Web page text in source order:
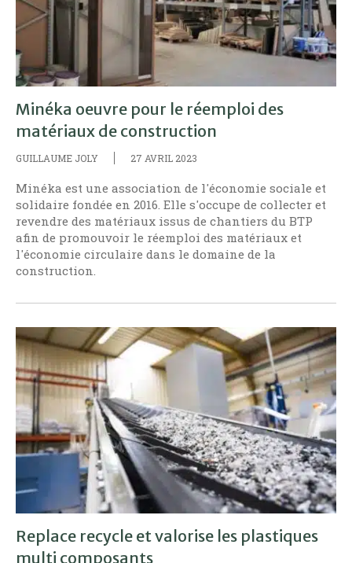
Minéka oeuvre pour le réemploi des
matériaux de construction
GUILLAUME JOLY 27 AVRIL 2023
Minéka est une association de l'économie sociale et
solidaire fondée en 2016. Elle s'occupe de collecter et
revendre des matériaux issus de chantiers du BTP
afin de promouvoir le réemploi des matériaux et
l'économie circulaire dans le domaine de la
construction.
Replace recycle et valorise les plastiques
multi composants